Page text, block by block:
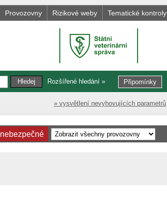
Provozovny Rizikové weby Tematické kontroly
Rozšířené hledání » Připomínky
» vysvětlení nevyhovujících parametrů
nebezpečné